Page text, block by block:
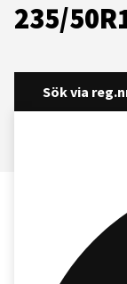
235/
Sök via